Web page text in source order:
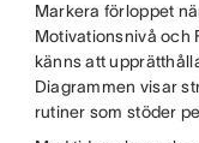
Markera förloppet
Motivationsnivå och
känns att
Diagrammen visar
rutiner som stöder